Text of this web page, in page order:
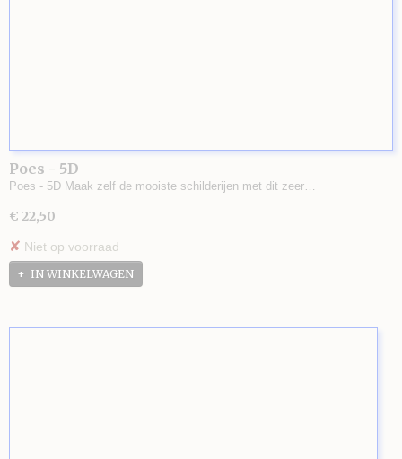
Poes - 5D
Poes - 5D Maak zelf de mooiste schilderijen met dit zeer…
€ 22,50
✘ Niet op voorraad
IN WINKELWAGEN